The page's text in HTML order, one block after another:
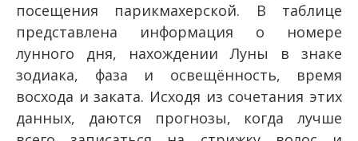
посещения парикмахерской. В таблице
представлена информация о номере
лунного дня, нахождении Луны в знаке
зодиака, фаза и освещённость, время
восхода и заката. Исходя из сочетания этих
данных, даются прогнозы, когда лучше